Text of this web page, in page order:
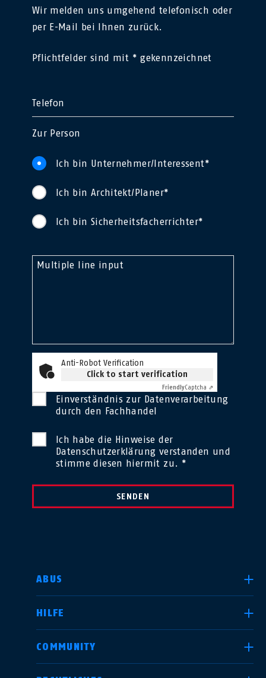
Wir melden uns umgehend telefonisch oder
per E-Mail bei Ihnen zurück.
Pflichtfelder sind mit * gekennzeichnet
Telefon
Zur Person
Ich bin Unternehmer/Interessent*
Ich bin Architekt/Planer*
Ich bin Sicherheitsfacherrichter*
Multiple line input
Anti-Robot Verification
Click to start verification
FriendlyCaptcha ⇗
Einverständnis zur Datenverarbeitung
durch den Fachhandel
Ich habe die Hinweise der
Datenschutzerklärung verstanden und
stimme diesen hiermit zu. *
SENDEN
ABUS
HILFE
COMMUNITY
LAND AUSWÄHLEN
Deutschland